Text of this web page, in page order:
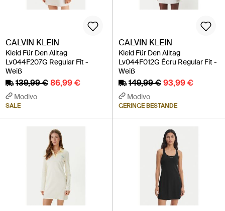
CALVIN KLEIN
Kleid Für Den Alltag
Lv044F207G Regular Fit -
Weiß
139,99 €86,99 €
Modivo
SALE
CALVIN KLEIN
Kleid Für Den Alltag
Lv044F012G Écru Regular Fit -
Weiß
149,99 €93,99 €
Modivo
GERINGE BESTÄNDE